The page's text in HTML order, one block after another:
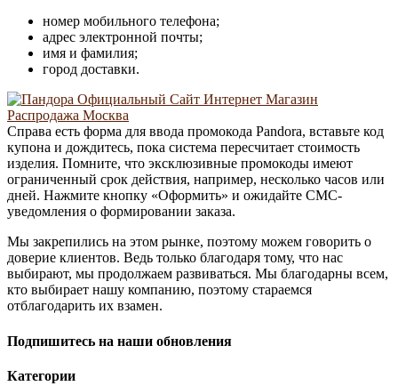
номер мобильного телефона;
адрес электронной почты;
имя и фамилия;
город доставки.
Справа есть форма для ввода промокода Pandora, вставьте код
купона и дождитесь, пока система пересчитает стоимость
изделия. Помните, что эксклюзивные промокоды имеют
ограниченный срок действия, например, несколько часов или
дней. Нажмите кнопку «Оформить» и ожидайте СМС-
уведомления о формировании заказа.
Мы закрепились на этом рынке, поэтому можем говорить о
доверие клиентов. Ведь только благодаря тому, что нас
выбирают, мы продолжаем развиваться. Мы благодарны всем,
кто выбирает нашу компанию, поэтому стараемся
отблагодарить их взамен.
Подпишитесь на наши обновления
Категории